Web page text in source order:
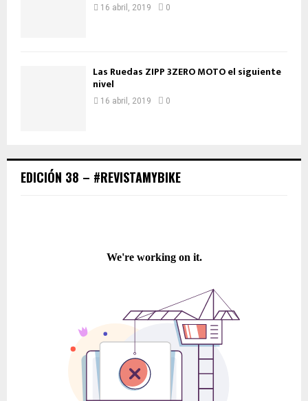
16 abril, 2019 0
Las Ruedas ZIPP 3ZERO MOTO el siguiente
nivel
16 abril, 2019 0
EDICIÓN 38 – #REVISTAMYBIKE